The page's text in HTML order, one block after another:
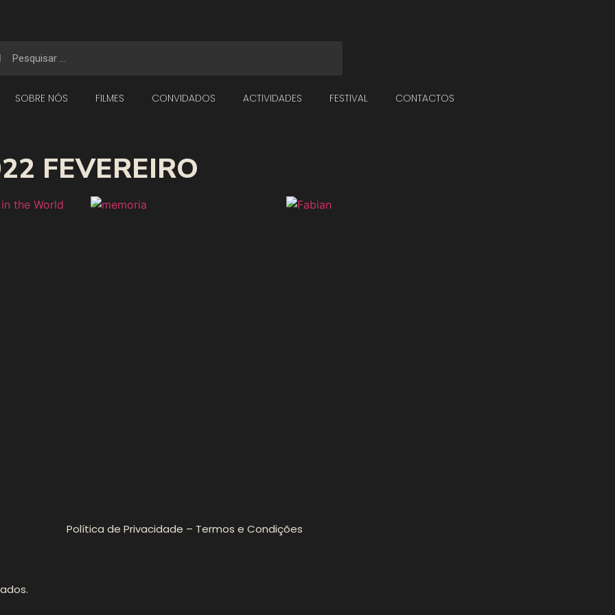
SOBRE NÓS FILMES CONVIDADOS ACTIVIDADES FESTIVAL CONTACTOS
FEVEREIRO
Política de Privacidade – Termos e Condições